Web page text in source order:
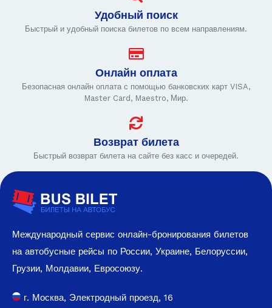
Удобный поиск
Быстрый и удобный поиска билетов по всем направлениям.
Онлайн оплата
Безопасная онлайн оплата с помощью банковских карт VISA,
Master Card, Maestro, Мир.
Возврат билета
Быстрый возврат билета на сайте без касс и очередей.
Международный сервис онлайн-бронирования билетов
на автобусные рейсы по России, Украине, Белоруссии,
Грузии, Молдавии, Евросоюзу.
г. Москва, Электродный проезд, 16